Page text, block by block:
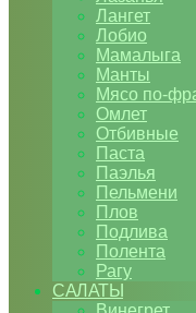
Лангет
Лобио
Мамалыга
Манты
Мясо по-
Омлет
Отбивные
Паста
Паэлья
Пельмени
Плов
Подлива
Полента
Рагу
САЛАТЫ